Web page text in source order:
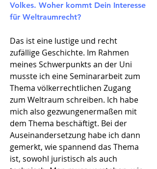
Volkes. Woher kommt Dein Interesse
für Weltraumrecht?
Das ist eine lustige und recht
zufällige Geschichte. Im Rahmen
meines Schwerpunkts an der Uni
musste ich eine Seminararbeit zum
Thema völkerrechtlichen Zugang
zum Weltraum schreiben. Ich habe
mich also gezwungenermaßen mit
dem Thema beschäftigt. Bei der
Auseinandersetzung habe ich dann
gemerkt, wie spannend das Thema
ist, sowohl juristisch als auch